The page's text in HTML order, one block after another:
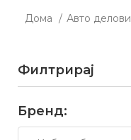
Дома Авто делови
Филтрирај
Бренд: